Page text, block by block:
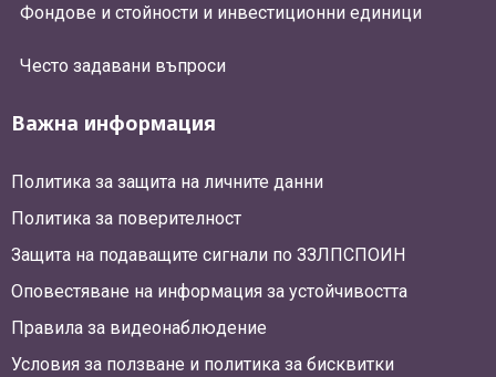
Фондове и стойности и инвестиционни единици
Често задавани въпроси
Важна информация
Политика за защита на личните данни
Политика за поверителност
Защита на подаващите сигнали по ЗЗЛПСПОИН
Оповестяване на информация за устойчивостта
Правила за видеонаблюдение
Условия за ползване и политика за бисквитки